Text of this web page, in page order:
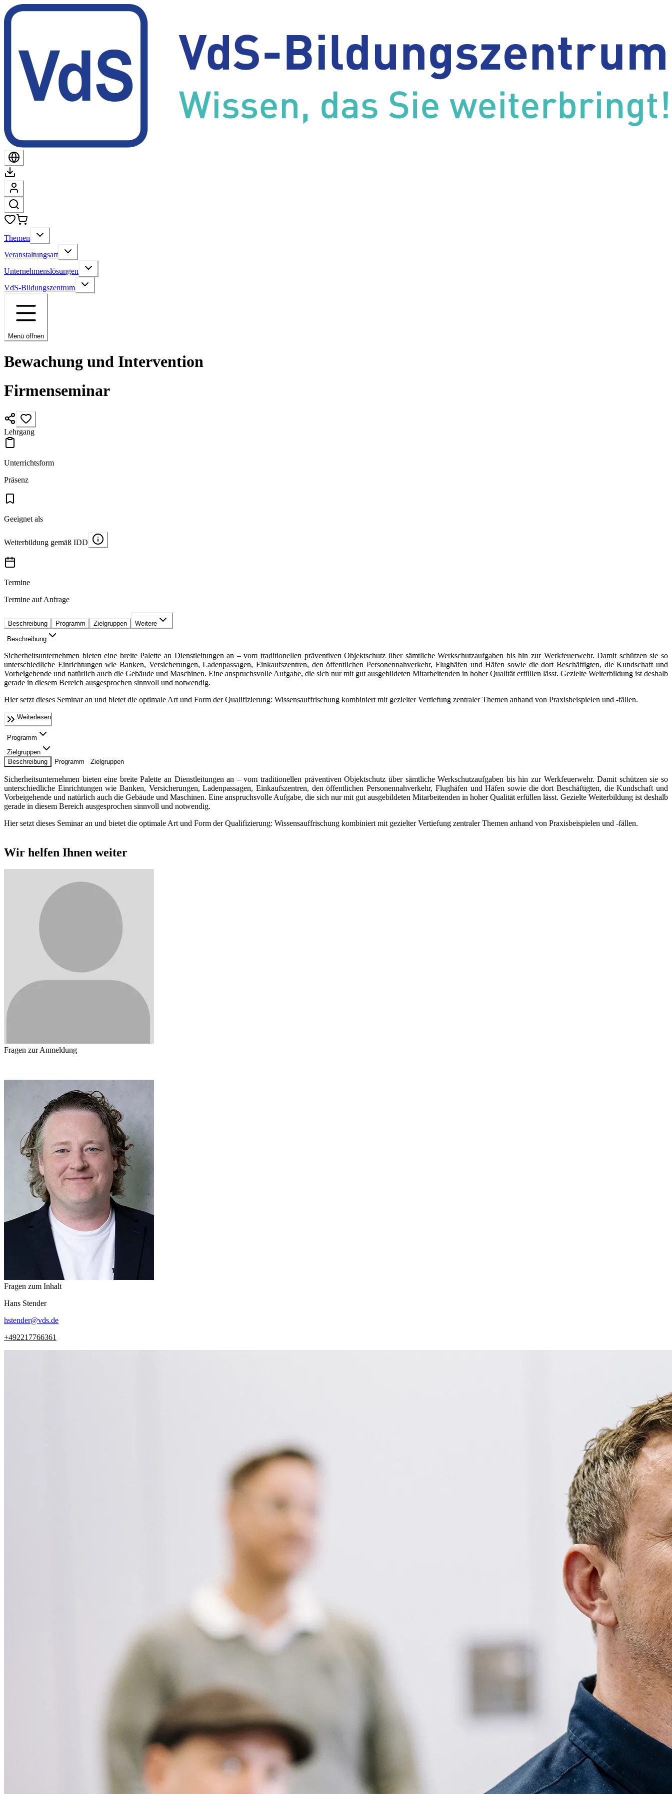
Themen
Veranstaltungsart
Unternehmenslösungen
VdS-Bildungszentrum
Menü öffnen
Bewachung und Intervention
Firmenseminar
Lehrgang
Unterrichtsform
Präsenz
Geeignet als
Weiterbildung gemäß IDD
Termine
Termine auf Anfrage
Beschreibung Programm Zielgruppen Weitere
Beschreibung
Sicherheitsunternehmen bieten eine breite Palette an Dienstleitungen an – vom traditionellen präventiven Objektschutz über sämtliche Werkschutzaufgaben bis hin zur Werkfeuerwehr. Damit schützen sie so
unterschiedliche Einrichtungen wie Banken, Versicherungen, Ladenpassagen, Einkaufszentren, den öffentlichen Personennahverkehr, Flughäfen und Häfen sowie die dort Beschäftigten, die Kundschaft und
Vorbeigehende und natürlich auch die Gebäude und Maschinen. Eine anspruchsvolle Aufgabe, die sich nur mit gut ausgebildeten Mitarbeitenden in hoher Qualität erfüllen lässt. Gezielte Weiterbildung ist deshalb
gerade in diesem Bereich ausgesprochen sinnvoll und notwendig.
Hier setzt dieses Seminar an und bietet die optimale Art und Form der Qualifizierung: Wissensauffrischung kombiniert mit gezielter Vertiefung zentraler Themen anhand von Praxisbeispielen und -fällen.
Weiterlesen
Programm
Zielgruppen
Beschreibung
Programm Zielgruppen
Sicherheitsunternehmen bieten eine breite Palette an Dienstleitungen an – vom traditionellen präventiven Objektschutz über sämtliche Werkschutzaufgaben bis hin zur Werkfeuerwehr. Damit schützen sie so
unterschiedliche Einrichtungen wie Banken, Versicherungen, Ladenpassagen, Einkaufszentren, den öffentlichen Personennahverkehr, Flughäfen und Häfen sowie die dort Beschäftigten, die Kundschaft und
Vorbeigehende und natürlich auch die Gebäude und Maschinen. Eine anspruchsvolle Aufgabe, die sich nur mit gut ausgebildeten Mitarbeitenden in hoher Qualität erfüllen lässt. Gezielte Weiterbildung ist deshalb
gerade in diesem Bereich ausgesprochen sinnvoll und notwendig.
Hier setzt dieses Seminar an und bietet die optimale Art und Form der Qualifizierung: Wissensauffrischung kombiniert mit gezielter Vertiefung zentraler Themen anhand von Praxisbeispielen und -fällen.
Wir helfen Ihnen weiter
Fragen zur Anmeldung
Fragen zum Inhalt
Hans Stender
hstender@vds.de
+492217766361